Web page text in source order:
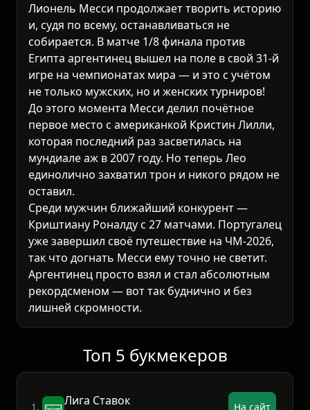
Лионель Месси продолжает творить историю
и, судя по всему, останавливаться не
собирается. В матче 1/8 финала против
Египта аргентинец вышел на поле в свой 31-й
игре на чемпионатах мира — и это с учётом
не только мужских, но и женских турниров!
До этого момента Месси делил почётное
первое место с американкой Кристин Лилли,
которая последний раз засветилась на
мундиале аж в 2007 году. Но теперь Лео
единолично захватил трон и никого рядом не
оставил.
Среди мужчин ближайший конкурент —
Криштиану Роналду с 27 матчами. Португалец
уже завершил своё путешествие на ЧМ-2026,
так что догнать Месси ему точно не светит.
Аргентинец просто взял и стал абсолютным
рекордсменом — вот так буднично и без
лишней скромности.
Топ 5 букмекеров
1. Лига Ставок На сайт